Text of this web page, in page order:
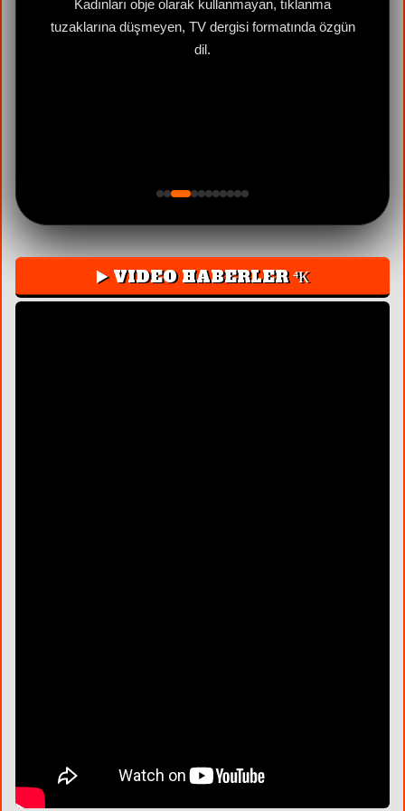
Kadınları obje olarak kullanmayan, tıklanma
tuzaklarına düşmeyen, TV dergisi formatında özgün
dil.
▶️ VIDEO HABERLER ⁴К